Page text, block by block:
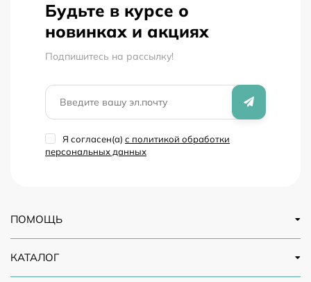
Будьте в курсе о
новинках и акциях
Подпишитесь на рассылкy!
Я согласен(a) с политикой обработки
персональных данных
ПОМОЩЬ
КАТАЛОГ